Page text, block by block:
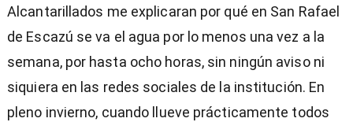
Alcantarillados me explicaran por qué en San Rafael
de Escazú se va el agua por lo menos una vez a la
semana, por hasta ocho horas, sin ningún aviso ni
siquiera en las redes sociales de la institución. En
pleno invierno, cuando llueve prácticamente todos